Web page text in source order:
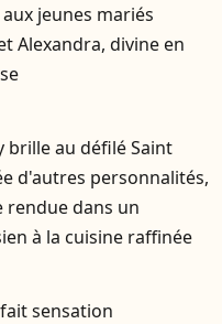
jeunes mariés
Alexandra, divine en
brille au défilé Saint
d'autres personnalités,
rendue dans un
à la cuisine raffinée
sensation